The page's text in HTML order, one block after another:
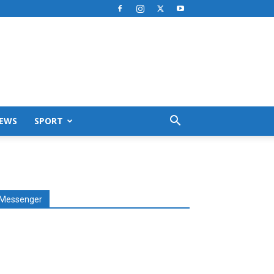
SPORT
Messenger